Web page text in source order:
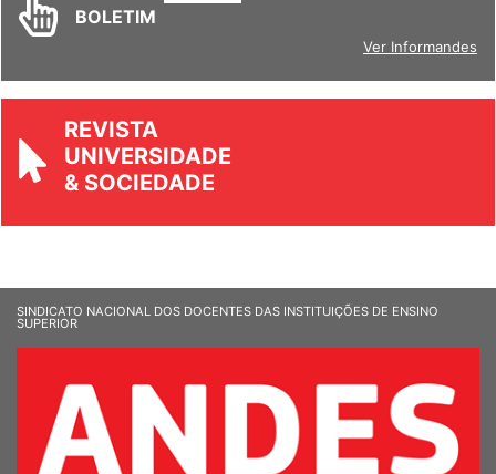
BOLETIM
Ver Informandes
REVISTA
UNIVERSIDADE
& SOCIEDADE
SINDICATO NACIONAL DOS DOCENTES DAS INSTITUIÇÕES DE ENSINO
SUPERIOR